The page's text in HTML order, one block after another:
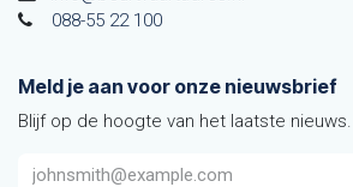
088-55 22 100
Meld je aan voor onze nieuwsbrief
Blijf op de hoogte van het laatste nieuws.